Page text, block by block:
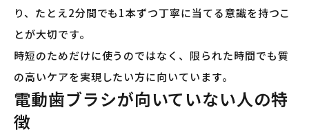
り、たとえ2分間でも1本ずつ丁寧に当てる意識を持つこ
とが大切です。
時短のためだけに使うのではなく、限られた時間でも質
の高いケアを実現したい方に向いています。
電動歯ブラシが向いていない人の特
徴